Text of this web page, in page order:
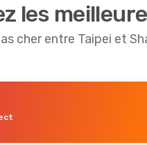
les
cher entre Taipei et